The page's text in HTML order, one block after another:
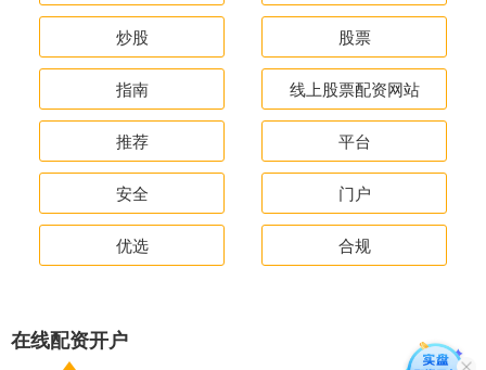
炒股 股票
指南 线上股票配资网站
推荐 平台
安全 门户
优选 合规
在线配资开户